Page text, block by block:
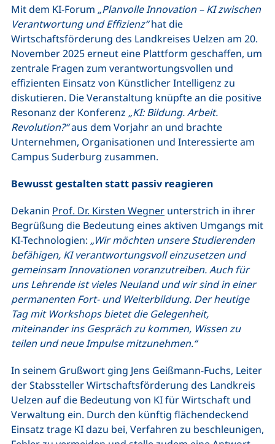
Mit dem KI-Forum „Planvolle Innovation – KI zwischen
Verantwortung und Effizienz“hat die
Wirtschaftsförderung des Landkreises Uelzen am 20.
November 2025 erneut eine Plattform geschaffen, um
zentrale Fragen zum verantwortungsvollen und
effizienten Einsatz von Künstlicher Intelligenz zu
diskutieren. Die Veranstaltung knüpfte an die positive
Resonanz der Konferenz „KI: Bildung. Arbeit.
Revolution?“aus dem Vorjahr an und brachte
Unternehmen, Organisationen und Interessierte am
Campus Suderburg zusammen.
Bewusst gestalten statt passiv reagieren
Dekanin Prof. Dr. Kirsten Wegner unterstrich in ihrer
Begrüßung die Bedeutung eines aktiven Umgangs mit
KI-Technologien: „Wir möchten unsere Studierenden
befähigen, KI verantwortungsvoll einzusetzen und
gemeinsam Innovationen voranzutreiben. Auch für
uns Lehrende ist vieles Neuland und wir sind in einer
permanenten Fort- und Weiterbildung. Der heutige
Tag mit Workshops bietet die Gelegenheit,
miteinander ins Gespräch zu kommen, Wissen zu
teilen und neue Impulse mitzunehmen.“
In seinem Grußwort ging Jens Geißmann-Fuchs, Leiter
der Stabssteller Wirtschaftsförderung des Landkreis
Uelzen auf die Bedeutung von KI für Wirtschaft und
Verwaltung ein. Durch den künftig flächendeckend
Einsatz trage KI dazu bei, Verfahren zu beschleunigen,